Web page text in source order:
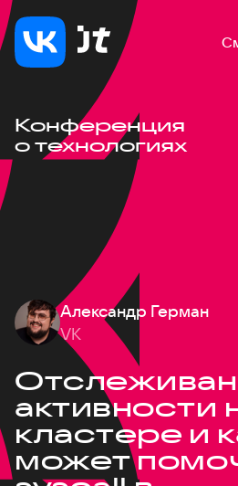
Конференция
о технологиях
Александр Герман
VK
активности
кластере и
может